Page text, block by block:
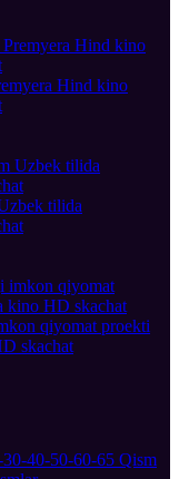
Hind kino
tilida
qiyomat proekti
skachat